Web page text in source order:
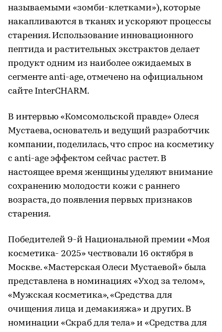
называемыми «зомби-клетками»), которые
накапливаются в тканях и ускоряют процессы
старения. Использование инновационного
пептида и растительных экстрактов делает
продукт одним из наиболее ожидаемых в
сегменте anti-age, отмечено на официальном
сайте InterCHARM.
В интервью «Комсомольской правде» Олеся
Мустаева, основатель и ведущий разработчик
компании, поделилась, что спрос на косметику
с anti-age эффектом сейчас растет. В
настоящее время женщины уделяют внимание
сохранению молодости кожи с раннего
возраста, до появления первых признаков
старения.
Победителей 9-й Национальной премии «Моя
косметика- 2025» чествовали 16 октября в
Москве. «Мастерская Олеси Мустаевой» была
представлена в номинациях «Уход за телом»,
«Мужская косметика», «Средства для
очищения лица и демакияжа» и других. В
номинации «Скраб для тела» и «Средства для